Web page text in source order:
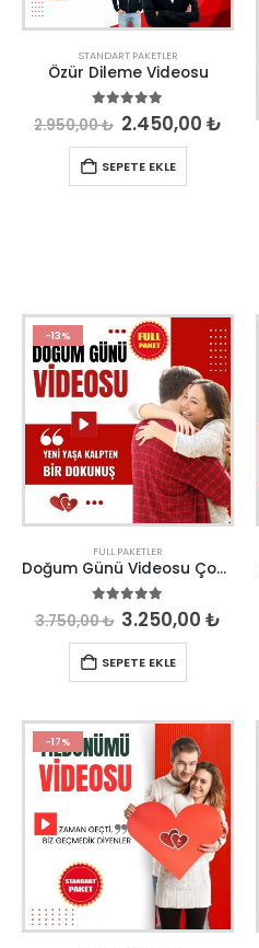
STANDART PAKETLER
Özür Dileme Videosu
5.00out of 5
2.950,00₺ 2.450,00 ₺
SEPETE EKLE
-13%
FULL PAKETLER
Doğum Günü Videosu Çook Özel
5.00out of 5
3.750,00₺ 3.250,00₺
SEPETE EKLE
-17%